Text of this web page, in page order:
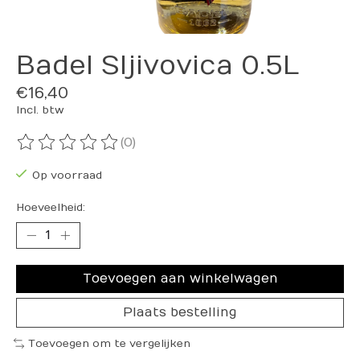
Badel Sljivovica 0.5L
€16,40
Incl. btw
De beoordeling van dit product is
(0)
Op voorraad
Hoeveelheid:
Toevoegen aan winkelwagen
Plaats bestelling
Toevoegen om te vergelijken